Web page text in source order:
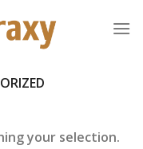
your selection.